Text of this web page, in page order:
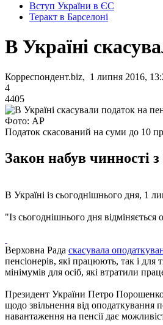
Вступ України в ЄС
Теракт в Барселоні
В Україні
Корреспондент.biz, 1 липня 2016,
4
4405
Фото: AP
Податок скасований на суми до 10
Закон набув чинності
В Україні із сьогоднішнього дня, 1
"Із сьогоднішнього дня
Верховна Рада скасувала
пенсіонерів, які працюють, так і
мінімумів для осіб, які втратили
Президент України Петро
щодо звільнення від оподаткування
навантаження на пенсії дає